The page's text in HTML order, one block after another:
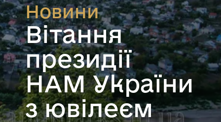
Новини
Вітання
президії
НАМ України
з ювілеєм